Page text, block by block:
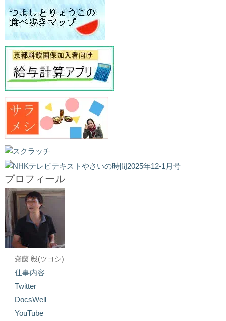
プロフィール
齋藤 毅(ツヨシ)
仕事内容
Twitter
DocsWell
YouTube